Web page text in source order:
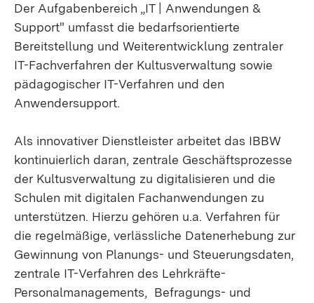
Der Aufgabenbereich „IT | Anwendungen &
Support" umfasst die bedarfsorientierte
Bereitstellung und Weiterentwicklung zentraler
IT-Fachverfahren der Kultusverwaltung sowie
pädagogischer IT-Verfahren und den
Anwendersupport.
Als innovativer Dienstleister arbeitet das IBBW
kontinuierlich daran, zentrale Geschäftsprozesse
der Kultusverwaltung zu digitalisieren und die
Schulen mit digitalen Fachanwendungen zu
unterstützen. Hierzu gehören u.a. Verfahren für
die regelmäßige, verlässliche Datenerhebung zur
Gewinnung von Planungs- und Steuerungsdaten,
zentrale IT-Verfahren des Lehrkräfte-
Personalmanagements, Befragungs- und